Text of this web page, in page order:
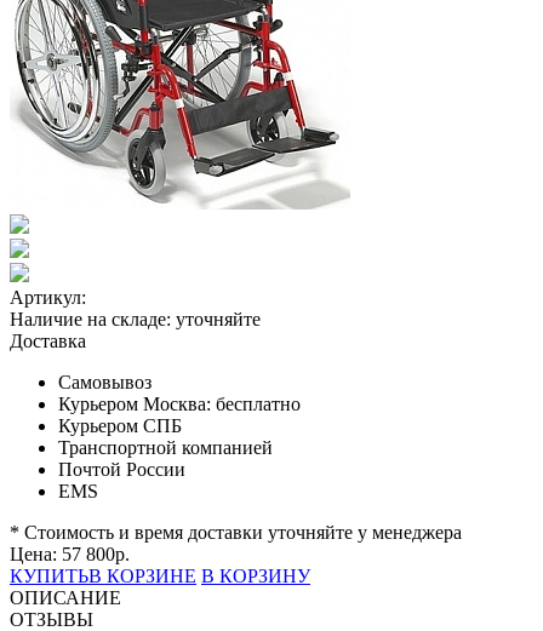
Артикул:
Наличие на складе: уточняйте
Доставка
Самовывоз
Курьером Москва: бесплатно
Курьером СПБ
Транспортной компанией
Почтой России
EMS
* Стоимость и время доставки уточняйте у менеджера
Цена: 57 800р.
КУПИТЬВ КОРЗИНЕ В КОРЗИНУ
ОПИСАНИЕ
ОТЗЫВЫ